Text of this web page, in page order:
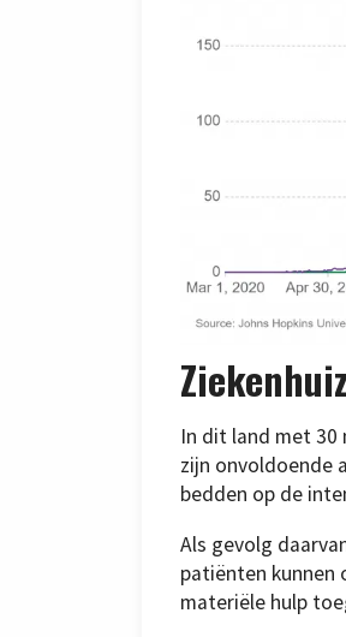
In dit land met
zijn onvoldoende
bedden op de
Als gevolg
patiënten kunnen
materiële hulp